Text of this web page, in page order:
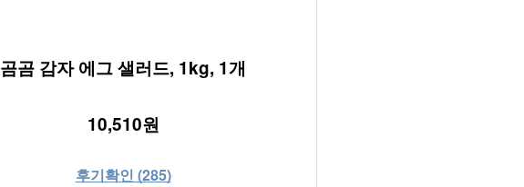
곰곰 감자 에그 샐러드, 1kg, 1개
10,510원
후기확인 (285)